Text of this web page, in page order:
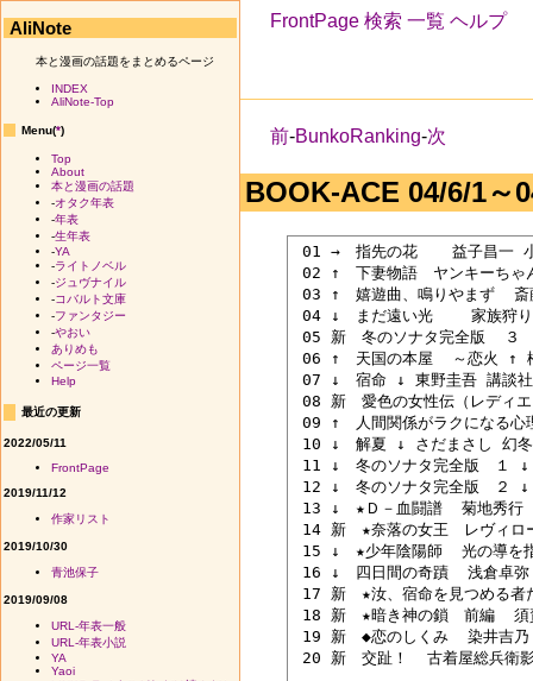
FrontPage 検索 一覧 ヘルプ
前-BunkoRanking-次
BOOK-ACE 04/6/1～
01 →　指先の花　  益子昌
02 ↑　下妻物語　ヤンキーち
03 ↑　嬉遊曲、鳴りやまず
04 ↓　まだ遠い光    家族狩
05 新　冬のソナタ完全版  ３
06 ↑　天国の本屋  ～恋火 ↑
07 ↓　宿命 ↓ 東野圭吾 講
08 新　愛色の女性伝（レディ
09 ↑　人間関係がラクになる
10 ↓　解夏 ↓ さだまさし
11 ↓　冬のソナタ完全版　１
12 ↓　冬のソナタ完全版　２
13 ↓　★Ｄ－血闘譜  菊地秀
14 新　★奈落の女王　レヴィ
15 ↓　★少年陰陽師  光の導
16 ↓　四日間の奇蹟  浅倉卓
17 新　★汝、宿命を見つめる
18 新　★暗き神の鎖　前編
19 新　◆恋のしくみ  染井吉
20 新　交趾！  古着屋総兵衛
AliNote
本と漫画の話題をまとめるページ
INDEX
AliNote-Top
Menu(*)
Top
About
本と漫画の話題
-オタク年表
-年表
-生年表
-YA
-ライトノベル
-ジュヴナイル
-コバルト文庫
-ファンタジー
-やおい
ありめも
ページ一覧
Help
最近の更新
2022/05/11
FrontPage
2019/11/12
作家リスト
2019/10/30
青池保子
2019/09/08
URL-年表一般
URL-年表小説
YA
Yaoi